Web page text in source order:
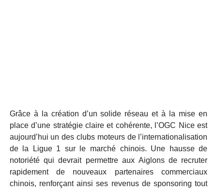
Grâce à la création d’un solide réseau et à la mise en
place d’une stratégie claire et cohérente, l’OGC Nice est
aujourd’hui un des clubs moteurs de l’internationalisation
de la Ligue 1 sur le marché chinois. Une hausse de
notoriété qui devrait permettre aux Aiglons de recruter
rapidement de nouveaux partenaires commerciaux
chinois, renforçant ainsi ses revenus de sponsoring tout